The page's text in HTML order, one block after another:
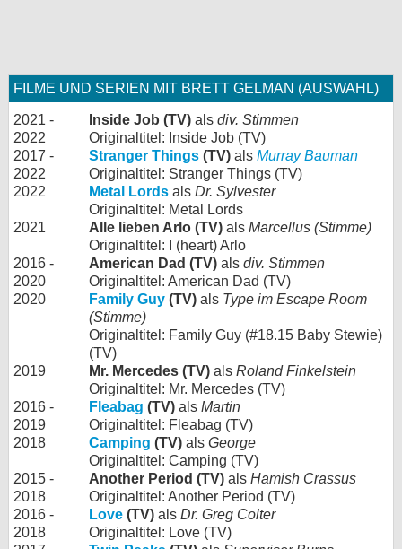
FILME UND SERIEN MIT BRETT GELMAN (AUSWAHL)
2021 -
2022
Inside Job (TV) als div. Stimmen
Originaltitel: Inside Job (TV)
2017 -
2022
Stranger Things (TV) als Murray Bauman
Originaltitel: Stranger Things (TV)
2022
Metal Lords als Dr. Sylvester
Originaltitel: Metal Lords
2021
Alle lieben Arlo (TV) als Marcellus (Stimme)
Originaltitel: I (heart) Arlo
2016 -
2020
American Dad (TV) als div. Stimmen
Originaltitel: American Dad (TV)
2020
Family Guy (TV) als Type im Escape Room
(Stimme)
Originaltitel: Family Guy (#18.15 Baby Stewie)
(TV)
2019
Mr. Mercedes (TV) als Roland Finkelstein
Originaltitel: Mr. Mercedes (TV)
2016 -
2019
Fleabag (TV) als Martin
Originaltitel: Fleabag (TV)
2018
Camping (TV) als George
Originaltitel: Camping (TV)
2015 -
2018
Another Period (TV) als Hamish Crassus
Originaltitel: Another Period (TV)
2016 -
2018
Love (TV) als Dr. Greg Colter
Originaltitel: Love (TV)